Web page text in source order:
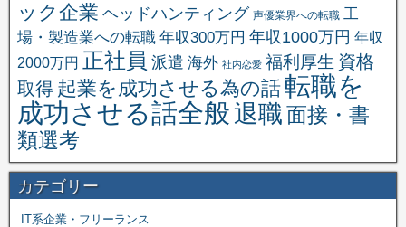
ック企業 ヘッドハンティング 声優業界への転職 工
場・製造業への転職 年収300万円 年収1000万円 年収
2000万円 正社員 派遣 海外 社内恋愛 福利厚生 資格
取得 起業を成功させる為の話転職を
成功させる話全般退職面接・書
類選考
カテゴリー
IT系企業・フリーランス